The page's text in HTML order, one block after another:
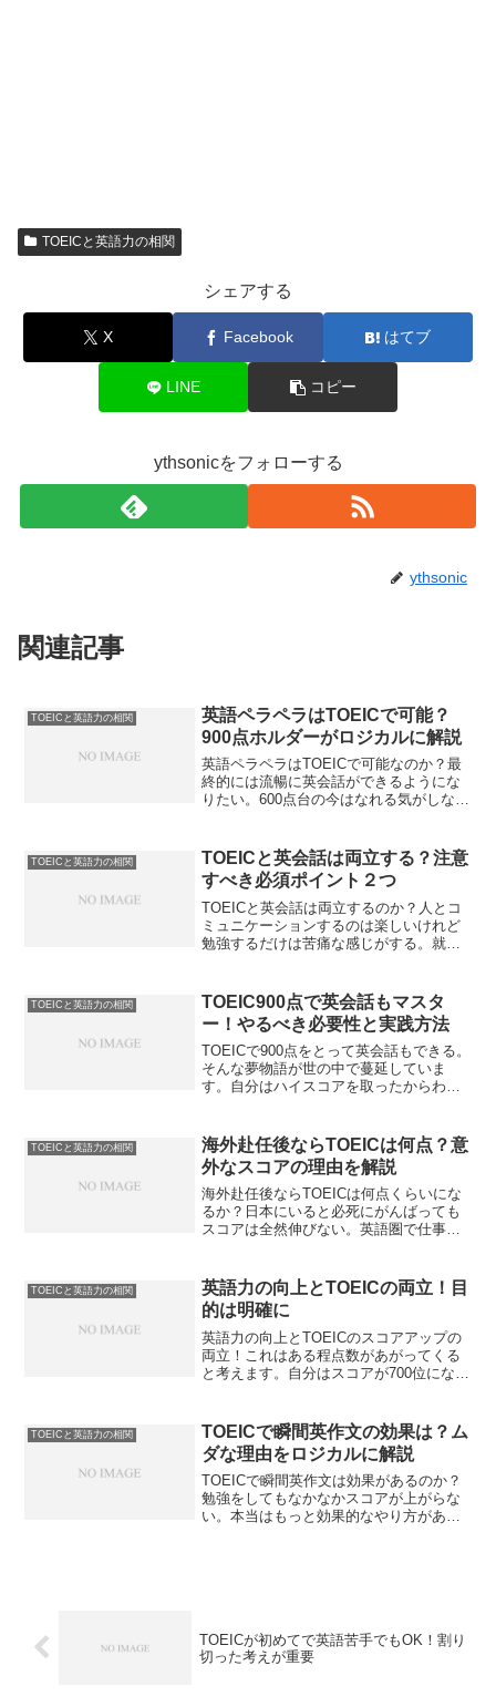
TOEICと英語力の相関
シェアする
X Facebook はてブ
LINE コピー
ythsonicをフォローする
ythsonic
関連記事
TOEICと英語力の相関
英語ペラペラはTOEICで可能？
900点ホルダーがロジカルに解説
英語ペラペラはTOEICで可能なのか？最
終的には流暢に英会話ができるようにな
りたい。600点台の今はなれる気がしな
でできるものなの。英語ペラペラは
TOEICで可能なのかを解説します。
TOEICと英語力の相関
TOEICと英会話は両立する？注意
すべき必須ポイント２つ
TOEICと英会話は両立するのか？人とコ
ミュニケーションするのは楽しいけれど
勉強するだけは苦痛な感じがする。就活
話は両立するのかを解説します。英語が
好きな方は必見です。
TOEICと英語力の相関
TOEIC900点で英会話もマスタ
ー！やるべき必要性と実践方法
TOEICで900点をとって英会話もできる。
そんな夢物語が世の中で蔓延していま
す。自分はハイスコアを取ったからわか
って本当に必要ですか？
TOEICと英語力の相関
海外赴任後ならTOEICは何点？意
外なスコアの理由を解説
海外赴任後ならTOEICは何点くらいにな
るか？日本にいると必死にがんばっても
スコアは全然伸びない。英語圏で仕事を
の点数はどのくらいか？特にリスニング
にお悩みの方必見です。
TOEICと英語力の相関
英語力の向上とTOEICの両立！目
的は明確に
英語力の向上とTOEICのスコアアップの
両立！これはある程点数があがってくる
と考えます。自分はスコアが700位になっ
とTOEICが両立するのかを解説します。
TOEICと英語力の相関
TOEICで瞬間英作文の効果は？ム
ダな理由をロジカルに解説
TOEICで瞬間英作文は効果があるのか？
勉強をしてもなかなかスコアが上がらな
い。本当はもっと効果的なやり方がある
TOEICが初めてで英語苦手でもOK！割り
切った考えが重要